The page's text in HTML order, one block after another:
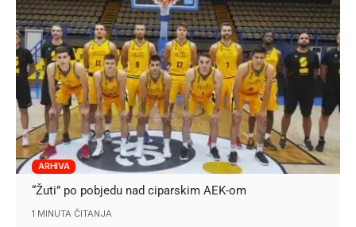
ARHIVA
“Žuti” po pobjedu nad ciparskim AEK-om
1 MINUTA ČITANJA